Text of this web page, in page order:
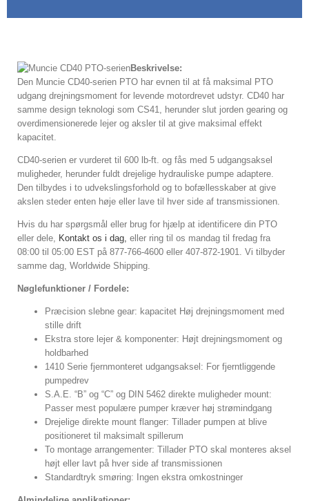
Beskrivelse:
Den Muncie CD40-serien PTO har evnen til at få maksimal PTO
udgang drejningsmoment for levende motordrevet udstyr. CD40 har
samme design teknologi som CS41, herunder slut jorden gearing og
overdimensionerede lejer og aksler til at give maksimal effekt
kapacitet.
CD40-serien er vurderet til 600 lb-ft. og fås med 5 udgangsaksel
muligheder, herunder fuldt drejelige hydrauliske pumpe adaptere.
Den tilbydes i to udvekslingsforhold og to bofællesskaber at give
akslen steder enten høje eller lave til hver side af transmissionen.
Hvis du har spørgsmål eller brug for hjælp at identificere din PTO
eller dele, Kontakt os i dag, eller ring til os mandag til fredag ​​fra
08:00 til 05:00 EST på 877-766-4600 eller 407-872-1901. Vi tilbyder
samme dag, Worldwide Shipping.
Nøglefunktioner / Fordele:
Præcision slebne gear: kapacitet Høj drejningsmoment med
stille drift
Ekstra store lejer & komponenter: Højt drejningsmoment og
holdbarhed
1410 Serie fjernmonteret udgangsaksel: For fjerntliggende
pumpedrev
S.A.E. “B” og “C” og DIN 5462 direkte muligheder mount:
Passer mest populære pumper kræver høj strømindgang
Drejelige direkte mount flanger: Tillader pumpen at blive
positioneret til maksimalt spillerum
To montage arrangementer: Tillader PTO skal monteres aksel
højt eller lavt på hver side af transmissionen
Standardtryk smøring: Ingen ekstra omkostninger